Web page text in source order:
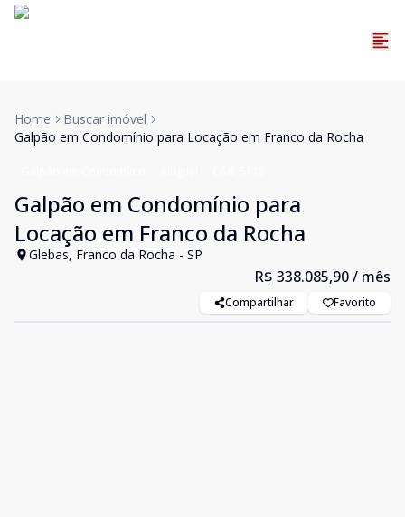
Home
Buscar imóvel
Galpão em Condomínio para Locação em Franco da Rocha
Galpão em Condomínio para
Locação em Franco da Rocha
Glebas, Franco da Rocha - SP
R$ 338.085,90/ mês
Compartilhar Favorito